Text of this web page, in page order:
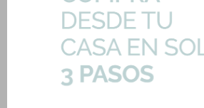
Art: TTXM-B
U$S 100,44
- +
100.44
Importe total:USD 611.66